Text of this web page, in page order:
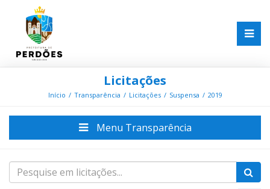
Licitações
Início Transparência Licitações Suspensa 2019
Menu Transparência